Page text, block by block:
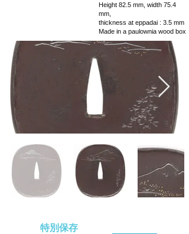
Height 82.5 mm, width 75.4
mm,
thickness at eppadai : 3.5 mm
Made in a paulownia wood box
特別保存